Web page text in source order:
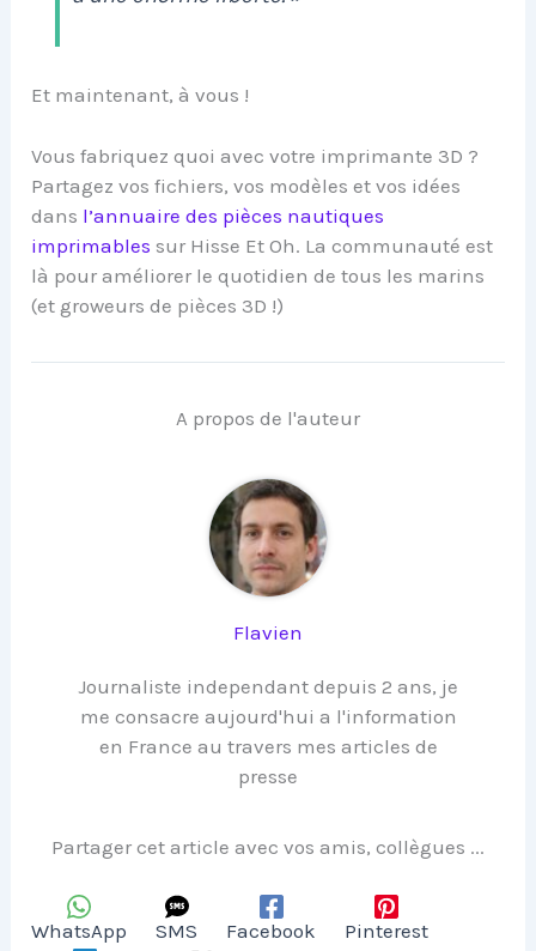
Et maintenant, à vous !
Vous fabriquez quoi avec votre imprimante 3D ?
Partagez vos fichiers, vos modèles et vos idées
dans l’annuaire des pièces nautiques
imprimables sur Hisse Et Oh. La communauté est
là pour améliorer le quotidien de tous les marins
(et groweurs de pièces 3D !)
A propos de l'auteur
Flavien
Journaliste independant depuis 2 ans, je
me consacre aujourd'hui a l'information
en France au travers mes articles de
presse
Partager cet article avec vos amis, collègues ...
WhatsApp SMS Facebook Pinterest